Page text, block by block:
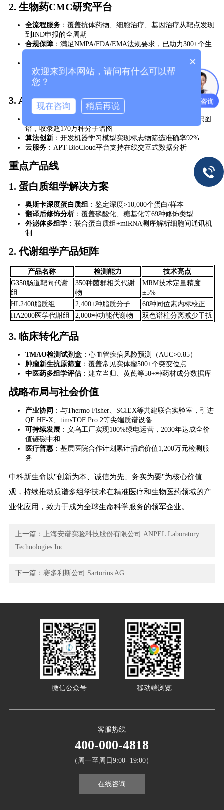
2. ​ ​生物药CMC研究平台​
​全流程服务​​：覆盖抗体药物、细胞治疗、基因治疗从靶点发现
到IND申报的全周期
​合规保障​​：满足NMPA/FDA/EMA法规要求，已助力300+个生
宿主细胞蛋白（HCP）残留检测灵敏度达1ppm
病毒载体滴度测定精度±5%
3. ​ ​AI智能多组学平台​
​：自建代谢数据库/中药数据库/肿瘤新生抗原知识图
谱，收录超170万种分子谱图
​算法创新​​：开发机器学习模型实现标志物筛选准确率92%
​云服务​​：APT-BioCloud平台支持在线交互式数据分析
重点产品线
1. ​ ​蛋白质组学解决方案​
​奥斯卡深度蛋白质组​​：鉴定深度>10,000个蛋白/样本
​翻译后修饰分析​​：覆盖磷酸化、糖基化等69种修饰类型
​外泌体多组学​​：联合蛋白质组+miRNA测序解析细胞间通讯机
制
2. ​​代谢组学产品矩阵​
产品名称 检测能力
技术亮点
G350肠道靶向代谢
组
350种菌群相关代谢
物
MRM技术定量精度
±5%
HL2400脂质组
2,400+种脂质分子
60种同位素内标校正
HA2000医学代谢组
2,000种功能代谢物 双色谱柱分离减少干扰
3. ​ ​临床转化产品​
​TMAO检测试剂盒​​：心血管疾病风险预测（AUC>0.85）
​肿瘤新生抗原筛查​​：覆盖常见实体瘤500+个突变位点
​中医药多组学评估​​：建立当归、黄芪等50+种药材成分数据库
战略布局与社会价值
​产业协同​ ​：与Thermo Fisher、SCIEX等共建联合实验室，引进
QE HF-X、timsTOF Pro 2等尖端质谱设备
​可持续发展​​：义乌工厂实现100%绿电运营，2030年达成全价
值链碳中和
​医疗普惠​​：基层医院合作计划累计捐赠价值1,200万元检测服
务
中科新生命以"创新为本、诚信为先、务实为要"为核心价值
观，持续推动质谱多组学技术在精准医疗和生物医药领域的产
业化应用，致力于成为全球生命科学服务的领军企业。
上一篇：
上海安谱实验科技股份有限公司 ANPEL Laboratory
Technologies Inc.
下一篇：赛多利斯公司 ​​Sartorius AG
客服热线
400-000-4818
（周一至周日9:00- 19:00）
在线咨询
微信公众号 移动端浏览
×
欢迎来到本网站，请问有什么可以帮
您？
现在咨询 稍后再说